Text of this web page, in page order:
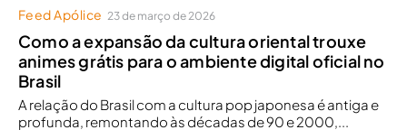
Feed Apólice 23 de março de 2026
Como a expansão da cultura oriental trouxe
animes grátis para o ambiente digital oficial no
Brasil
A relação do Brasil com a cultura pop japonesa é antiga e
profunda, remontando às décadas de 90 e 2000,...